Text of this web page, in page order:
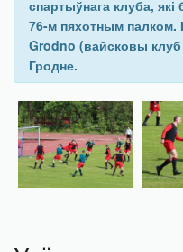
спартыўнага клуба,
76-м пяхотным палком.
Grodno (вайсковы
Гродне.